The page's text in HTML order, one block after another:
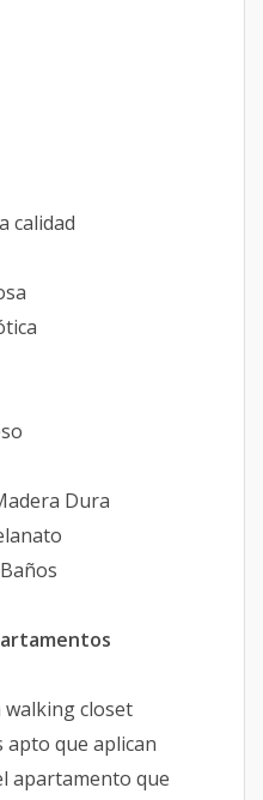
calidad
Dura
closet
que aplican
apartamento que